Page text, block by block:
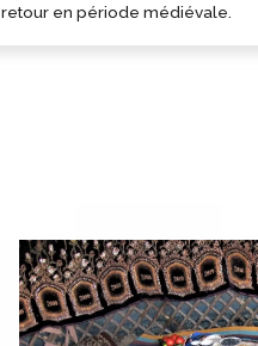
retour en période médiévale.